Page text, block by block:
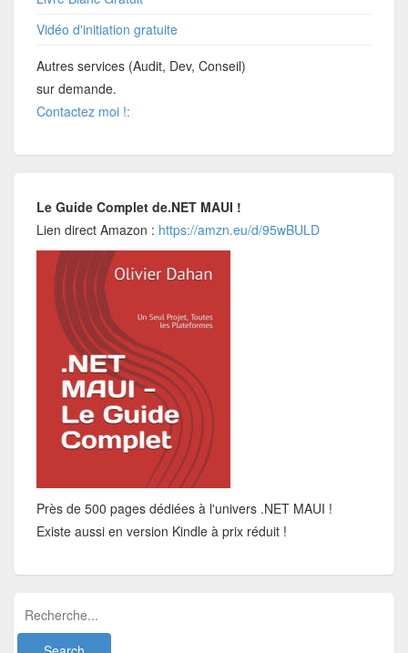
Vidéo d'initiation gratuite
Autres services (Audit, Dev, Conseil)
sur demande.
Contactez moi !:
Le Guide Complet de.NET MAUI !
Lien direct Amazon : https://amzn.eu/d/95wBULD
Près de 500 pages dédiées à l'univers .NET MAUI !
Existe aussi en version Kindle à prix réduit !